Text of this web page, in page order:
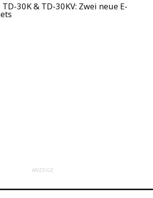
TD-30K & TD-30KV: Zwei neue E-
ANZEIGE